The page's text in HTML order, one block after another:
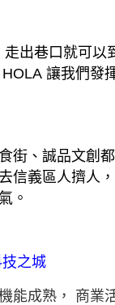
出巷口就可以
讓我們發
街、誠品文創
信義區人擠人
。
之城
能成熟， 商業